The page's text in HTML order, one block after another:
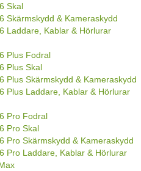
Skal
Skärmskydd & Kameraskydd
Laddare, Kablar & Hörlurar
Plus Fodral
Plus Skal
Plus Skärmskydd & Kameraskydd
Plus Laddare, Kablar & Hörlurar
Pro Fodral
Pro Skal
Pro Skärmskydd & Kameraskydd
Pro Laddare, Kablar & Hörlurar